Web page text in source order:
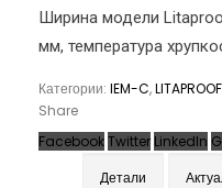
Ширина модели
мм, температура
Категории: IEM-C,LITAPROOF
Share
FacebookTwitter LinkedIn
Детали